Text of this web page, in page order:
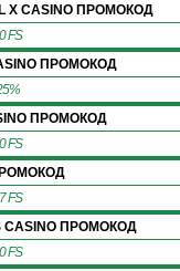
X CASINO ПРОМОКОД
FS
ПРОМОКОД
ПРОМОКОД
FS
FS
CASINO ПРОМОКОД
FS